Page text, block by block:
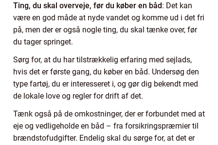
Ting, du skal overveje, før du køber en båd: Det kan
være en god måde at nyde vandet og komme ud i det fri
på, men der er også nogle ting, du skal tænke over, før
du tager springet.
Sørg for, at du har tilstrækkelig erfaring med sejlads,
hvis det er første gang, du køber en båd. Undersøg den
type fartøj, du er interesseret i, og gør dig bekendt med
de lokale love og regler for drift af det.
Tænk også på de omkostninger, der er forbundet med at
eje og vedligeholde en båd – fra forsikringspræmier til
brændstofudgifter. Endelig skal du sørge for, at det er